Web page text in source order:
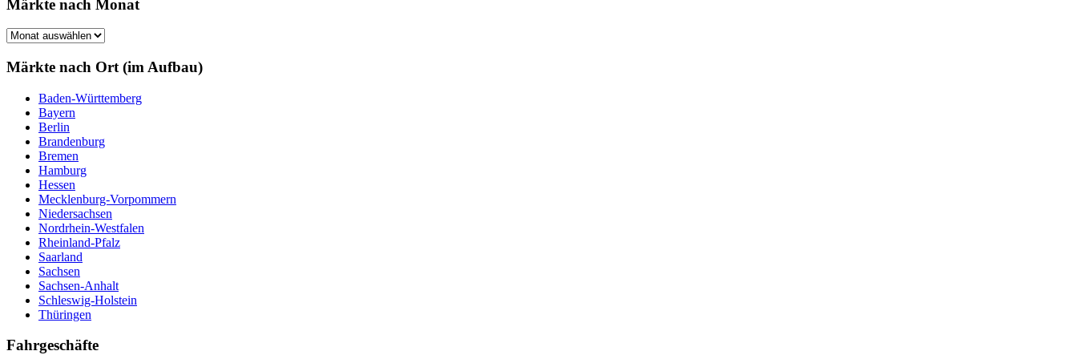
Märkte nach Monat
Märkte
Monat
Märkte nach Ort (im Aufbau)
Baden-Württemberg
Bayern
Berlin
Brandenburg
Bremen
Hamburg
Hessen
Mecklenburg-Vorpommern
Niedersachsen
Nordrhein-Westfalen
Rheinland-Pfalz
Saarland
Sachsen
Sachsen-Anhalt
Schleswig-Holstein
Thüringen
Fahrgeschäfte